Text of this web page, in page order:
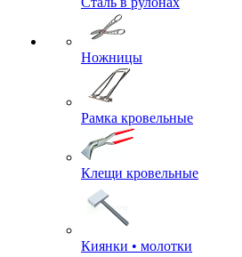
Ножницы
Рамка кровельные
Клещи кровельные
Киянки • молотки